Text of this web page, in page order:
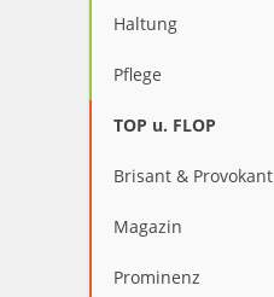
Haltung
Pflege
TOP u. FLOP
Brisant & Provokant
Magazin
Prominenz